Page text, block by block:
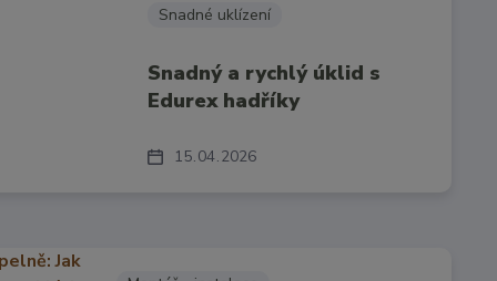
15 04 2026
Snadné uklízení
Snadný a rychlý úklid s
Edurex hadříky